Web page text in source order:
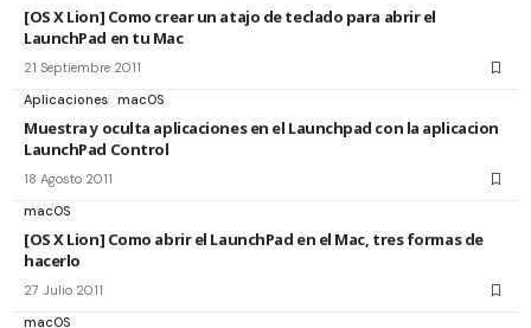
[OS X Lion] Como crear un atajo de teclado para abrir el
LaunchPad en tu Mac
21 Septiembre 2011
Aplicaciones macOS
Muestra y oculta aplicaciones en el Launchpad con la aplicacion
LaunchPad Control
18 Agosto 2011
macOS
[OS X Lion] Como abrir el LaunchPad en el Mac, tres formas de
hacerlo
27 Julio 2011
macOS